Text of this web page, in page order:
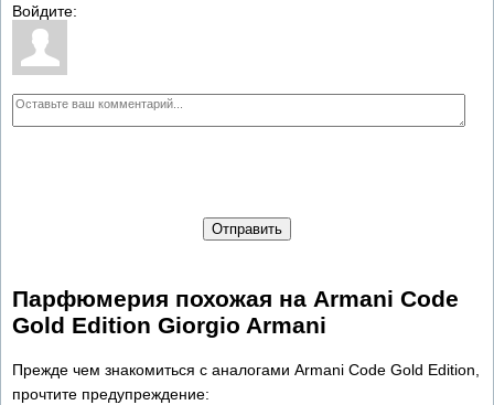
Войдите:
Отправить
Парфюмерия похожая на Armani Code
Gold Edition Giorgio Armani
Прежде чем знакомиться с аналогами Armani Code Gold Edition,
прочтите предупреждение: